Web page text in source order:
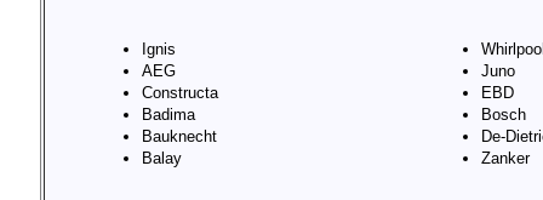
Ignis
AEG
Constructa
Badima
Bauknecht
Balay
Juno
EBD
Bosch
De-
Zanker